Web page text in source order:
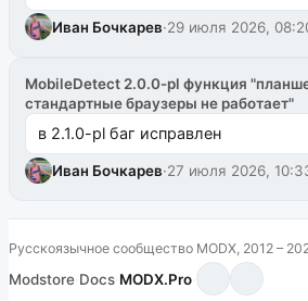
github.com/modx-pro/MiniShop3/
в б...
Иван Бочкарев·29 июля 2026,
MobileDetect 2.0.0-pl функция
стандартные браузеры не работает"
в 2.1.0-pl баг исправлен
Иван Бочкарев·27 июля 2026,
Русскоязычное сообщество MODX, 2012 –
Modstore·Docs·MODX.Pro·